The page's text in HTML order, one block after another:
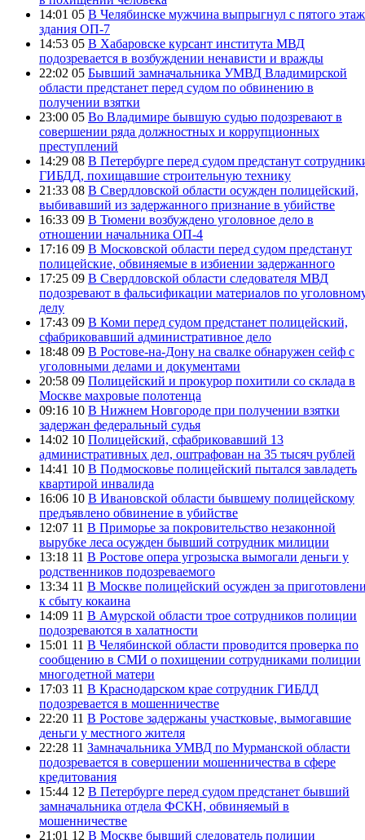
14:01 05 В Челябинске мужчина выпрыгнул с пятого
здания ОП-7
14:53 05 В Хабаровске курсант института МВД
подозревается в возбуждении ненависти и вражды
22:02 05 Бывший замначальника УМВД Владимирской
области предстанет перед судом по обвинению в
получении взятки
23:00 05 Во Владимире бывшую судью подозревают в
совершении ряда должностных и коррупционных
преступлений
14:29 08 В Петербурге перед судом предстанут
ГИБДД, похищавшие строительную технику
21:33 08 В Свердловской области осужден полицейский,
выбивавший из задержанного признание в убийстве
16:33 09 В Тюмени возбуждено уголовное дело в
отношении начальника ОП-4
17:16 09 В Московской области перед судом предстанут
полицейские, обвиняемые в избиении задержанного
17:25 09 В Свердловской области следователя МВД
подозревают в фальсификации материалов по
делу
17:43 09 В Коми перед судом предстанет полицейский,
сфабриковавший административное дело
18:48 09 В Ростове-на-Дону на свалке обнаружен сейф с
уголовными делами и документами
20:58 09 Полицейский и прокурор похитили со склада в
Москве махровые полотенца
09:16 10 В Нижнем Новгороде при получении взятки
задержан федеральный судья
14:02 10 Полицейский, сфабриковавший 13
административных дел, оштрафован на 35 тысяч рублей
14:41 10 В Подмосковье полицейский пытался завладеть
квартирой инвалида
16:06 10 В Ивановской области бывшему полицейскому
предъявлено обвинение в убийстве
12:07 11 В Приморье за покровительство незаконной
вырубке леса осужден бывший сотрудник милиции
13:18 11 В Ростове опера угрозыска вымогали деньги у
родственников подозреваемого
13:34 11 В Москве полицейский осужден за
к сбыту кокаина
14:09 11 В Амурской области трое сотрудников полиции
подозреваются в халатности
15:01 11 В Челябинской области проводится проверка по
сообщению в СМИ о похищении сотрудниками полиции
многодетной матери
17:03 11 В Краснодарском крае сотрудник ГИБДД
подозревается в мошенничестве
22:20 11 В Ростове задержаны участковые, вымогавшие
деньги у местного жителя
22:28 11 Замначальника УМВД по Мурманской области
подозревается в совершении мошенничества в сфере
кредитования
15:44 12 В Петербурге перед судом предстанет бывший
замначальника отдела ФСКН, обвиняемый в
мошенничестве
21:01 12 В Москве бывший следователь полиции